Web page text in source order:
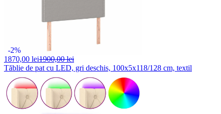
-2%
1870,00 lei1900,00 lei
Tăblie de pat cu LED, gri deschis, 100x5x118/128 cm, textil